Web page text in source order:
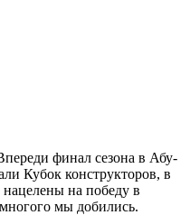
финал сезона в Абу-
Кубок конструкторов, в
нацелены на победу в
мы добились.